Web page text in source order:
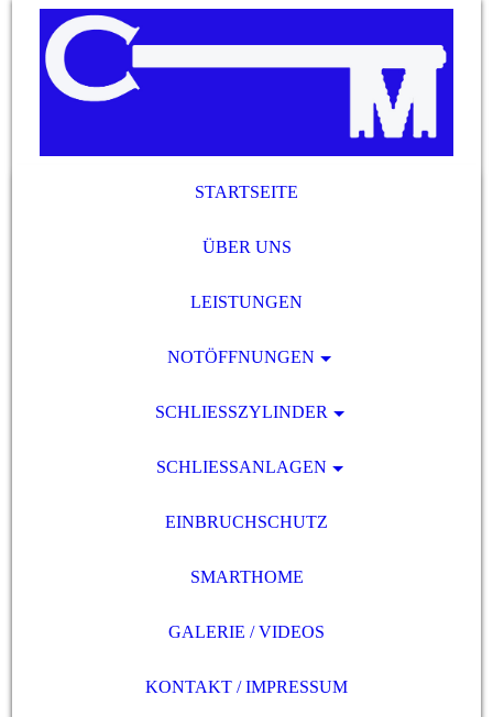
STARTSEITE
ÜBER UNS
LEISTUNGEN
NOTÖFFNUNGEN
SCHLIESSZYLINDER
SCHLIESSANLAGEN
EINBRUCHSCHUTZ
SMARTHOME
GALERIE / VIDEOS
KONTAKT / IMPRESSUM